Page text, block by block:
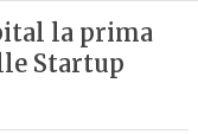
la prima
Startup